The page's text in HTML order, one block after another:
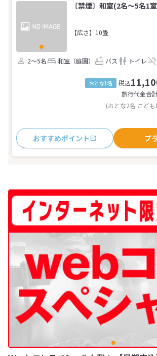
〔禁煙〕和室(2名～5名1
【広さ】10畳
2～5名 和室（庭園） バス トイレ
おとな1名 税込
旅行代金合
(おとな2名 こど
おすすめポイント プ